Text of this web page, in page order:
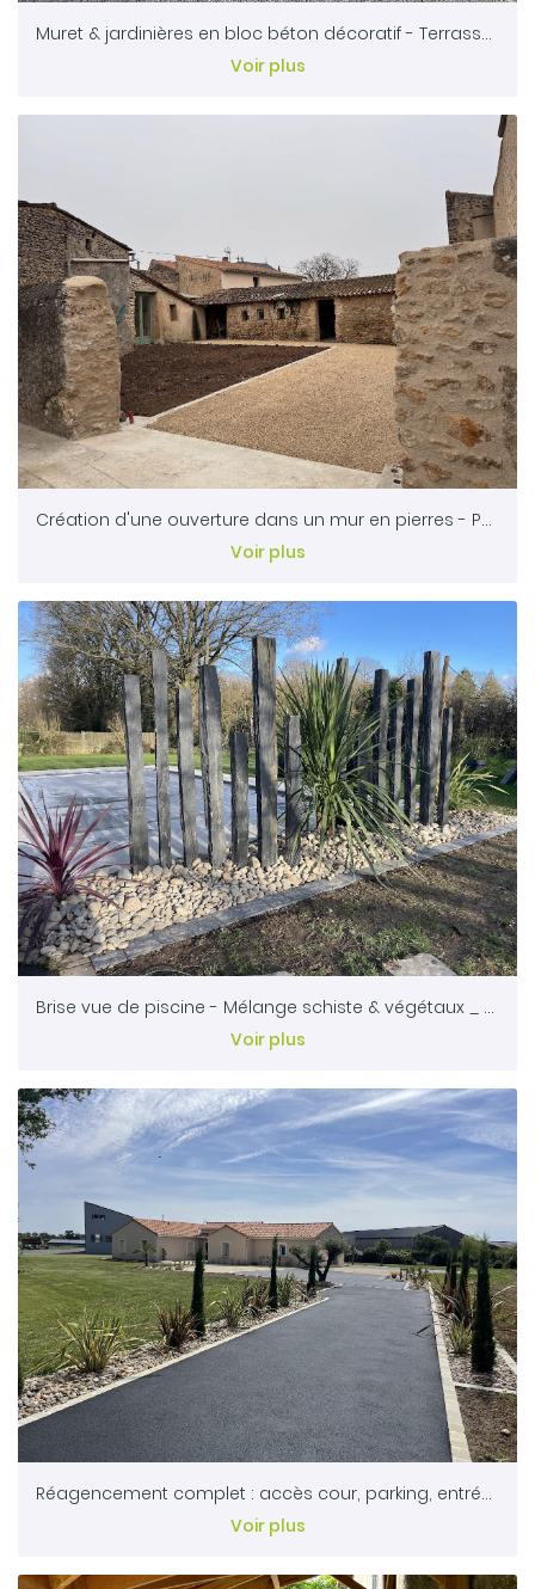
Muret & jardinières en bloc béton décoratif - Terrasse en grès cérame effet bois & effet schiste - Garde corps à barreaudage aléatoire - Luminaires _ Bressuire 79
Voir plus
Création d'une ouverture dans un mur en pierres - Parking & gazon _ Airvault 79
Voir plus
Brise vue de piscine - Mélange schiste & végétaux _ Bressuire 79
Voir plus
Réagencement complet : accès cour, parking, entrée & terrasse - St Varent 79
Voir plus